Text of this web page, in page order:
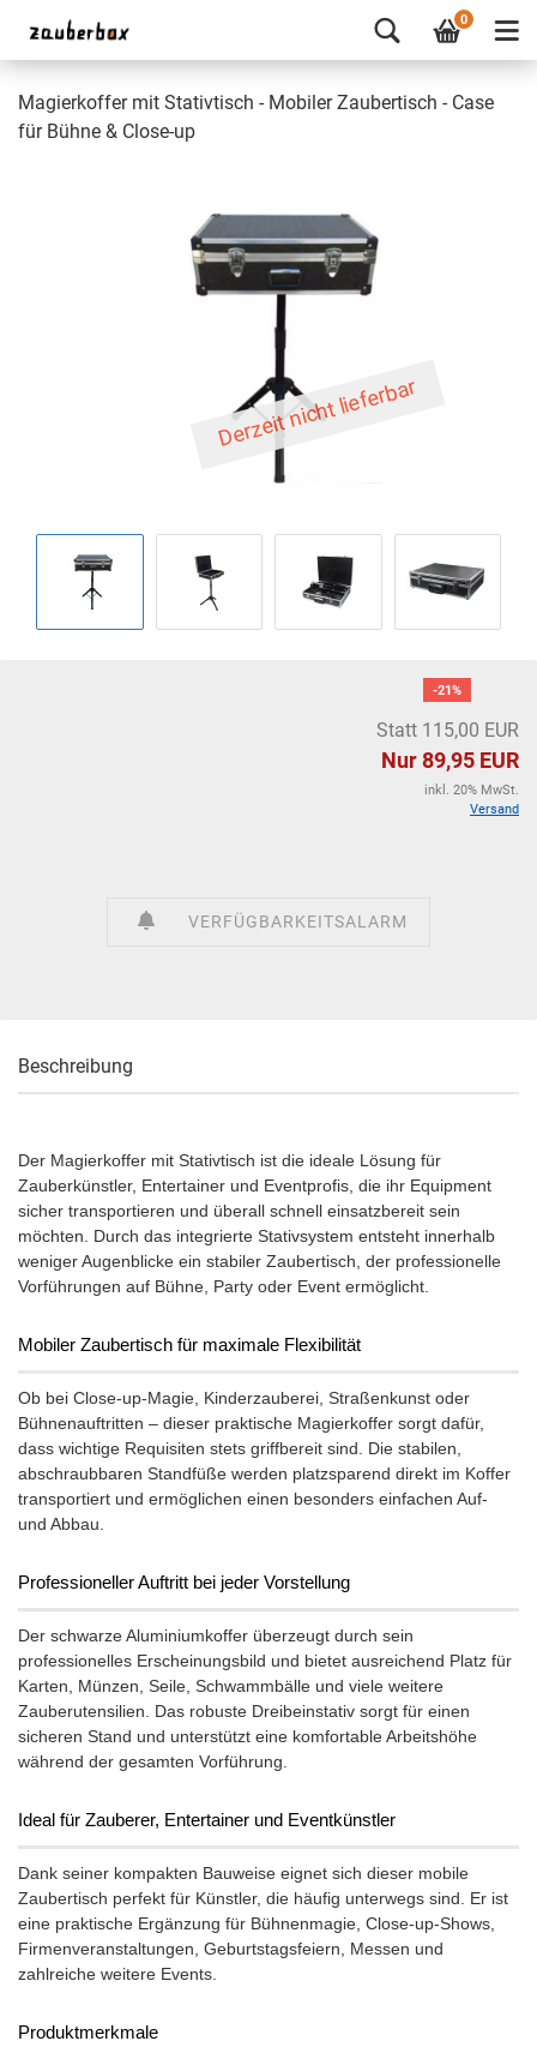
0
Magierkoffer mit Stativtisch - Mobiler Zaubertisch - Case
für Bühne & Close-up
Derzeit nicht lieferbar
-21%
Statt 115,00 EUR
Nur 89,95 EUR
inkl. 20% MwSt.
Versand
VERFÜGBARKEITSALARM
Beschreibung
Der Magierkoffer mit Stativtisch ist die ideale Lösung für
Zauberkünstler, Entertainer und Eventprofis, die ihr Equipment
sicher transportieren und überall schnell einsatzbereit sein
möchten. Durch das integrierte Stativsystem entsteht innerhalb
weniger Augenblicke ein stabiler Zaubertisch, der professionelle
Vorführungen auf Bühne, Party oder Event ermöglicht.
Mobiler Zaubertisch für maximale Flexibilität
Ob bei Close-up-Magie, Kinderzauberei, Straßenkunst oder
Bühnenauftritten – dieser praktische Magierkoffer sorgt dafür,
dass wichtige Requisiten stets griffbereit sind. Die stabilen,
abschraubbaren Standfüße werden platzsparend direkt im Koffer
transportiert und ermöglichen einen besonders einfachen Auf-
und Abbau.
Professioneller Auftritt bei jeder Vorstellung
Der schwarze Aluminiumkoffer überzeugt durch sein
professionelles Erscheinungsbild und bietet ausreichend Platz für
Karten, Münzen, Seile, Schwammbälle und viele weitere
Zauberutensilien. Das robuste Dreibeinstativ sorgt für einen
sicheren Stand und unterstützt eine komfortable Arbeitshöhe
während der gesamten Vorführung.
Ideal für Zauberer, Entertainer und Eventkünstler
Dank seiner kompakten Bauweise eignet sich dieser mobile
Zaubertisch perfekt für Künstler, die häufig unterwegs sind. Er ist
eine praktische Ergänzung für Bühnenmagie, Close-up-Shows,
Firmenveranstaltungen, Geburtstagsfeiern, Messen und
zahlreiche weitere Events.
Produktmerkmale